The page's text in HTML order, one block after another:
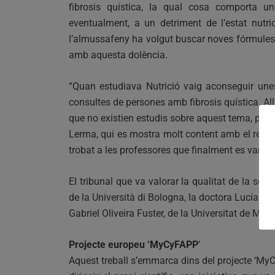
fibrosis quística, la qual cosa comporta
eventualment, a un detriment de l’estat
l’almussafeny ha volgut buscar noves
amb aquesta dolència.
“Quan estudiava Nutrició vaig aconseguir
consultes de persones amb fibrosis quística.
que no existien estudis sobre aquest tema, per
Lerma, qui es mostra molt content amb el
trobat a les professores que finalment es van
El tribunal que va valorar la qualitat de la
de la Università di Bologna, la doctora Lucía
Gabriel Oliveira Fuster, de la Universitat de
Projecte europeu ‘MyCyFAPP’
Aquest treball s’emmarca dins del projecte